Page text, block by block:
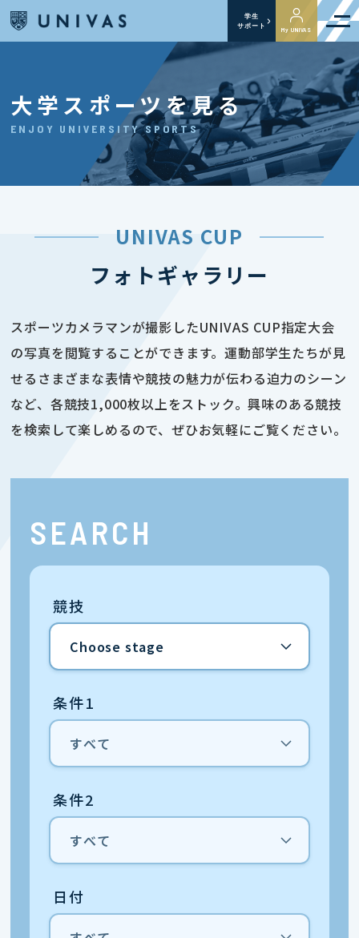
学生
サポート
My UNIVAS
大学スポーツを見る
ENJOY UNIVERSITY SPORTS
UNIVAS CUP
フォトギャラリー
スポーツカメラマンが撮影したUNIVAS CUP指定大会
の写真を閲覧することができます。運動部学生たちが見
せるさまざまな表情や競技の魅力が伝わる迫力のシーン
など、各競技1,000枚以上をストック。興味のある競技
を検索して楽しめるので、ぜひお気軽にご覧ください。
SEARCH
競技
条件1
条件2
日付